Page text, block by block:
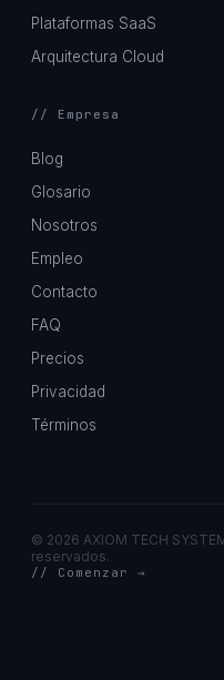
Plataformas SaaS
Arquitectura Cloud
// Empresa
Blog
Glosario
Nosotros
Empleo
Contacto
FAQ
Precios
Privacidad
Términos
© 2026 AXIOM TECH
reservados.
// Comenzar →